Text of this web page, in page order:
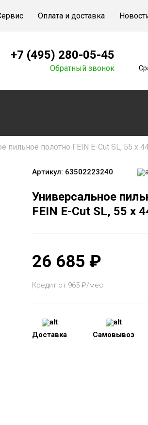
Оплата и доставка
+7 (495) 280-05-45
Обратный звонок
пильное полотно FEIN E-Cut SL, 55 x
Артикул: 63502223240
Универсальное
FEIN E-Cut SL, 55 x
26 685 ₽
Кредит от 965 ₽/мес
Доставка Самовывоз